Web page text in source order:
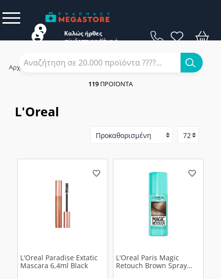
Καλώς ήρθες
Κάνε
σύνδεση ή
εγγραφή
Αρχική / Εταιρίες
L'Oreal
119 ΠΡΟΪΌΝΤΑ
L'Oreal
L'Oreal Paradise Extatic
Mascara 6,4ml Black
L'Oreal Paris Magic
Retouch Brown Spray